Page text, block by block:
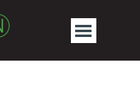
Menü